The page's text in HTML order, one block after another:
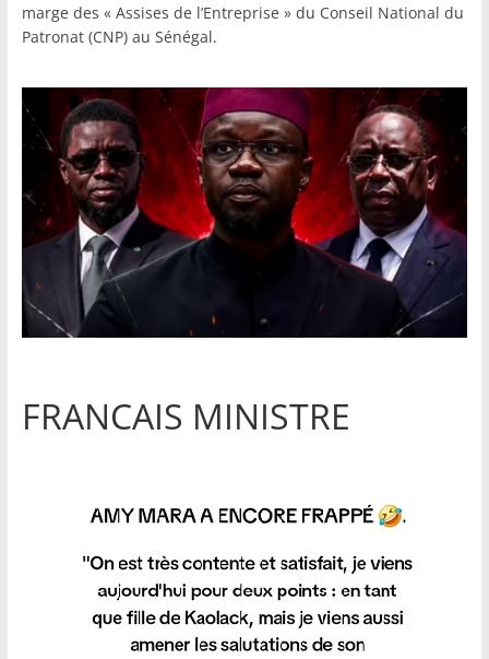
marge des « Assises de l’Entreprise » du Conseil National du
Patronat (CNP) au Sénégal.
FRANCAIS MINISTRE